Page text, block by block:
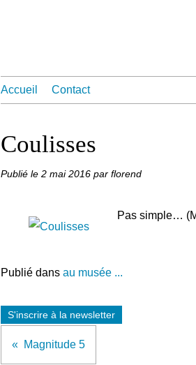
Accueil Contact
Coulisses
Publié le 2 mai 2016 par florend
Pas simple…
Publié dans au musée ...
S'inscrire à la newsletter
Magnitude 5